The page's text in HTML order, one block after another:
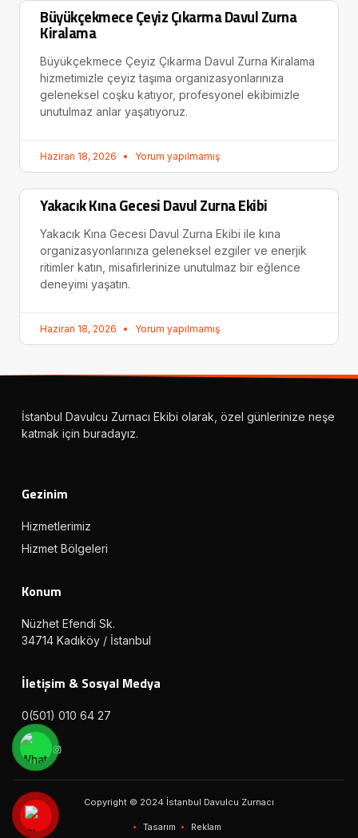
Büyükçekmece Çeyiz Çıkarma Davul Zurna
Kiralama
Büyükçekmece Çeyiz Çıkarma Davul Zurna Kiralama
hizmetimizle çeyiz taşıma organizasyonlarınıza
geleneksel coşku katıyor, profesyonel ekibimizle
unutulmaz anlar yaşatıyoruz.
Haziran 18, 2026 Yorum yapılmamış
Yakacık Kına Gecesi Davul Zurna Ekibi
Yakacık Kına Gecesi Davul Zurna Ekibi ile kına
organizasyonlarınıza geleneksel ezgiler ve enerjik
ritimler katın, misafirlerinize unutulmaz bir eğlence
deneyimi yaşatın.
Haziran 18, 2026 Yorum yapılmamış
İstanbul Davulcu Zurnacı Ekibi olarak, özel günlerinize neşe
katmak için buradayız.
Gezinim
Hizmetlerimiz
Hizmet Bölgeleri
Konum
Nüzhet Efendi Sk.
34714 Kadıköy / İstanbul
İletişim & Sosyal Medya
0(501) 010 64 27
Copyright © 2024 İstanbul Davulcu Zurnacı
Tasarım Reklam